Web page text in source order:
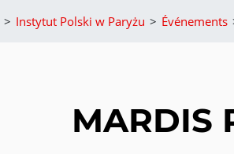
> Instytut Polski w Paryżu > Événements
MARDIS